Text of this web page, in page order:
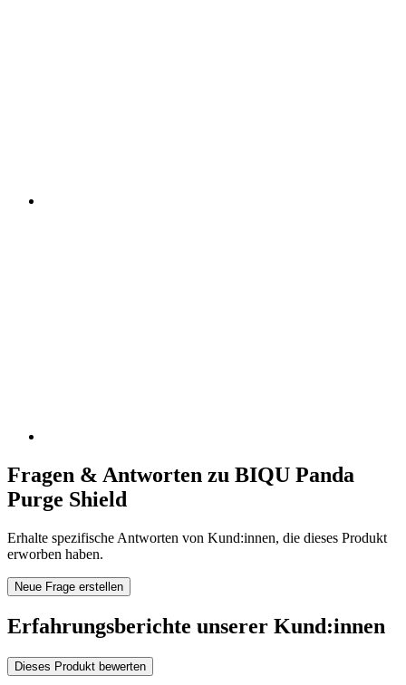
Fragen & Antworten zu BIQU Panda
Purge Shield
Erhalte spezifische Antworten von Kund:innen, die dieses Produkt
erworben haben.
Neue Frage erstellen
Erfahrungsberichte unserer Kund:innen
Dieses Produkt bewerten